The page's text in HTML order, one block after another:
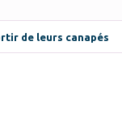
de leurs canapés